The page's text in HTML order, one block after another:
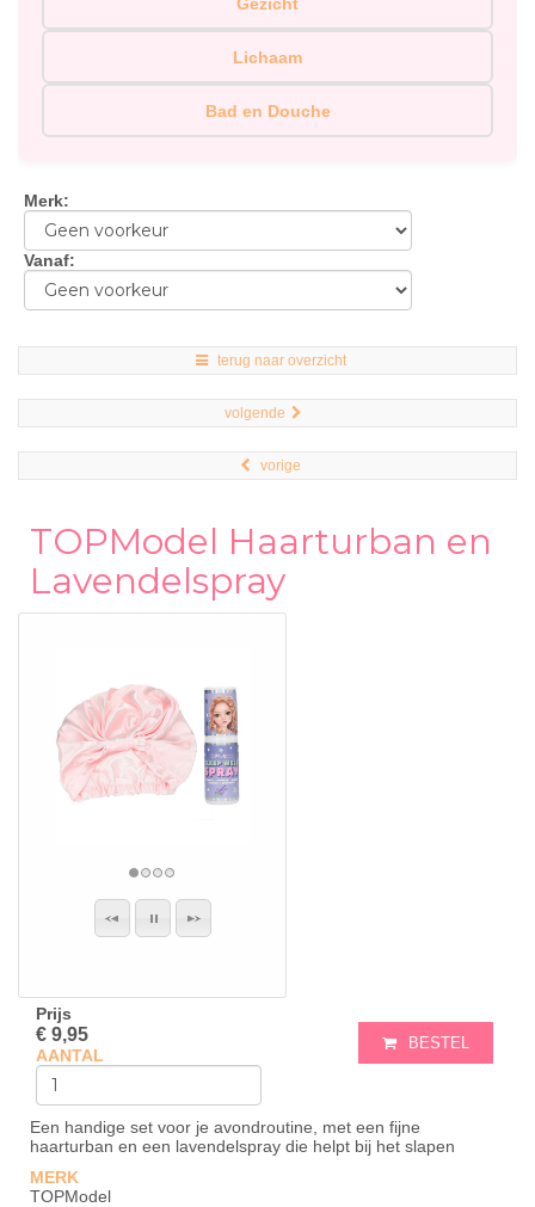
Lichaam
Bad en Douche
Merk:
Vanaf:
terug naar overzicht
volgende
vorige
TOPModel Haarturban en
Lavendelspray
Prijs
€ 9,95
AANTAL
BESTEL
Een handige set voor je avondroutine, met een fijne
haarturban en een lavendelspray die helpt bij het slapen
MERK
TOPModel